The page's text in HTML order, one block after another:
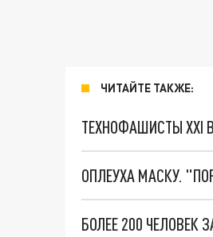
ЧИТАЙТЕ ТАКЖЕ:
ТЕХНОФАШИСТЫ XXI
ОПЛЕУХА МАСКУ.
БОЛЕЕ 200